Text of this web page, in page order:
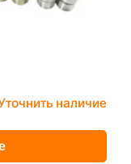
наличие